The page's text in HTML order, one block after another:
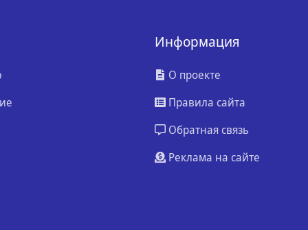
Информация
О проекте
Правила сайта
Обратная связь
Реклама на сайте